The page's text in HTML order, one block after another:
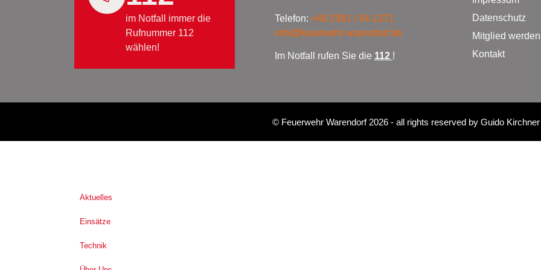
im Notfall immer die
Rufnummer 112
wählen!
Telefon: +49 2581 / 54-1371
info@feuerwehr-warendorf.de
Im Notfall rufen Sie die 112 !
Datenschutz
Mitglied
Kontakt
© Feuerwehr Warendorf 2026- all rights reserved by Guido Kirchner
Aktuelles
Einsätze
Technik